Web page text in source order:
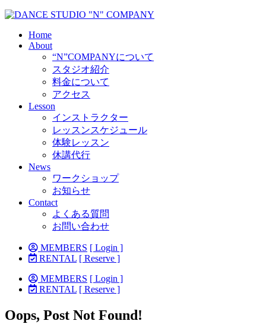
Home
About
“N”COMPANYについて
スタジオ紹介
料金について
アクセス
Lesson
インストラクター
レッスンスケジュール
体験レッスン
休講代行
News
ワークショップ
お知らせ
Contact
よくある質問
お問い合わせ
MEMBERS [ Login ]
RENTAL [ Reserve ]
MEMBERS [ Login ]
RENTAL [ Reserve ]
Oops, Post Not Found!